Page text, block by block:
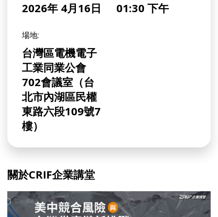
2026年 4月16日 01:30 下午
場地:
台灣區電機電子
工業同業公會
702會議室（台
北市內湖區民權
東路六段109號7
樓）
關於CRIF企業講堂